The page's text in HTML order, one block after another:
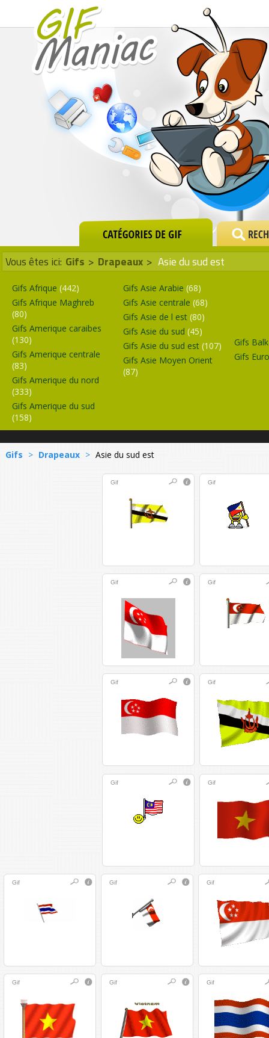
Vous êtes ici: Gifs > Drapeaux > Asie du sud est
Gifs Afrique (442)
Gifs Afrique Maghreb
(80)
Gifs Amerique caraibes
(130)
Gifs Amerique centrale
(83)
Gifs Amerique du nord
(333)
Gifs Amerique du sud
(158)
Gifs Asie Arabie (68)
Gifs Asie centrale (68)
Gifs Asie de l est (80)
Gifs Asie du sud (45)
Gifs Asie du sud est (107)
Gifs Asie Moyen Orient
(87)
Gifs
Gifs
Gifs > Drapeaux > Asie du sud est
Gif Gif
Gif Gif
Gif Gif
Gif Gif
Gif Gif Gif
Gif Gif Gif